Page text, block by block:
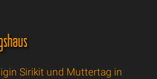
Sirikit und Muttertag in